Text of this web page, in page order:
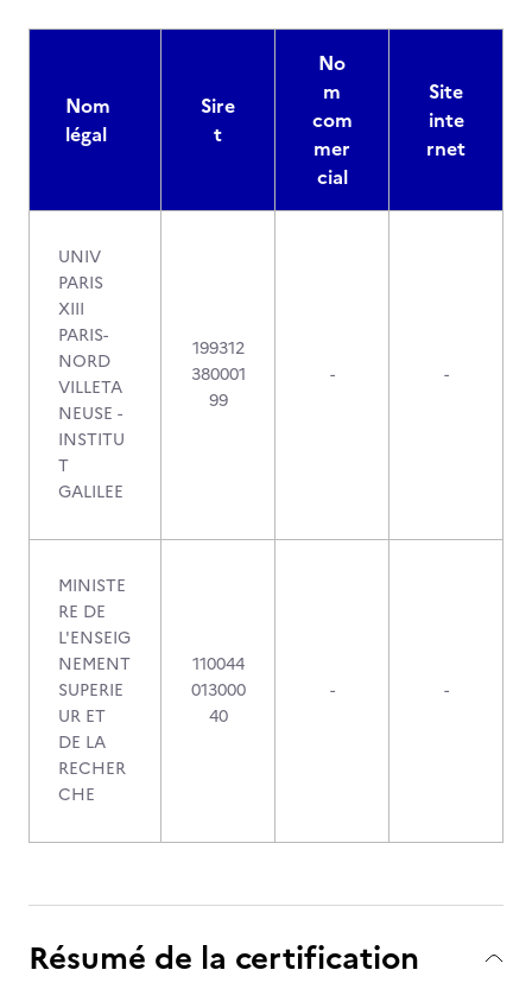
Nom
légal
Sire
t
No
m
com
mer
cial
Site
inte
rnet
UNIV
PARIS
XIII
PARIS-
NORD
VILLETA
NEUSE -
INSTITU
T
GALILEE
199312
380001
99
- -
MINISTE
RE DE
L'ENSEIG
NEMENT
SUPERIE
UR ET
DE LA
RECHER
CHE
110044
013000
40
- -
Résumé de la certification